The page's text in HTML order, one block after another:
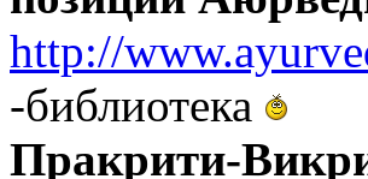
http://
-библиотека
Пракрити-